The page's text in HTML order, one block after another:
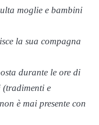
moglie e bambini
la sua compagna
durante le ore di
(tradimenti e
è mai presente con